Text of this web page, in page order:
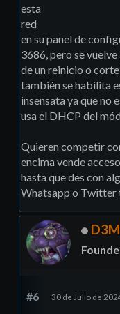
esta
red
en su panel de
3686, pero se
de un reinicio o
también se habilita
insensata ya que no
usa el DHCP del
Quieren competir
encima vende
hasta que des con
Whatsapp o Twitter
#6 30 de Julio de